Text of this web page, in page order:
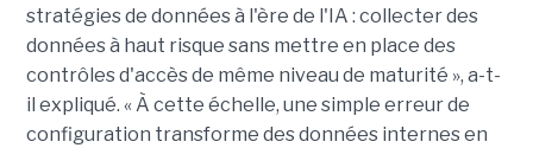
stratégies de données à l'ère de l'IA : collecter des
données à haut risque sans mettre en place des
contrôles d'accès de même niveau de maturité », a-t-
il expliqué. « À cette échelle, une simple erreur de
configuration transforme des données internes en